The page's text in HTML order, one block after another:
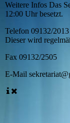
Weitere Infos Das
12:00 Uhr besetzt.
Telefon 09132/
Dieser wird
Fax 09132/2505
E-Mail